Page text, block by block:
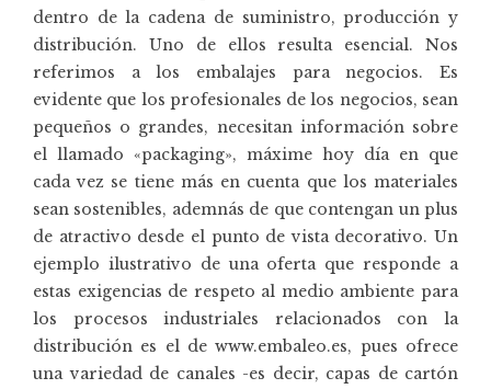
dentro de la cadena de suministro, producción y
distribución. Uno de ellos resulta esencial. Nos
referimos a los embalajes para negocios. Es
evidente que los profesionales de los negocios, sean
pequeños o grandes, necesitan información sobre
el llamado «packaging», máxime hoy día en que
cada vez se tiene más en cuenta que los materiales
sean sostenibles, ademnás de que contengan un plus
de atractivo desde el punto de vista decorativo. Un
ejemplo ilustrativo de una oferta que responde a
estas exigencias de respeto al medio ambiente para
los procesos industriales relacionados con la
distribución es el dewww.embaleo.es, pues ofrece
una variedad de canales -es decir, capas de cartón